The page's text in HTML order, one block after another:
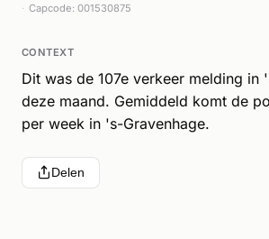
Capcode: 001530875
CONTEXT
Dit was de 107e verkeer melding in
deze maand. Gemiddeld komt de
per week in 's-Gravenhage.
Delen